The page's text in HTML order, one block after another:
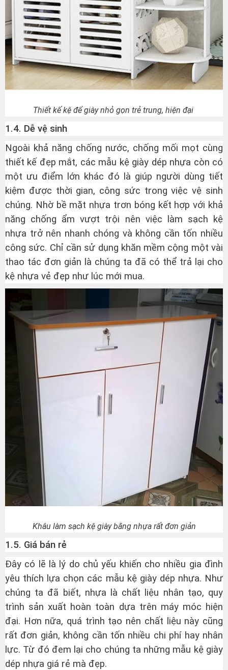
Thiết kế kệ để giày nhỏ gọn trẻ trung, hiện đại
1.4. Dễ vệ sinh
Ngoài khả năng chống nước, chống mối mọt cùng
thiết kế đẹp mắt, các mẫu kệ giày dép nhựa còn có
một ưu điểm lớn khác đó là giúp người dùng tiết
kiệm được thời gian, công sức trong việc vệ sinh
chúng. Nhờ bề mặt nhựa trơn bóng kết hợp với khả
năng chống ẩm vượt trội nên việc làm sạch kệ
nhựa trở nên nhanh chóng và không cần tốn nhiều
công sức. Chỉ cần sử dụng khăn mềm cộng một vài
thao tác đơn giản là chúng ta đã có thể trả lại cho
kệ nhựa vẻ đẹp như lúc mới mua.
Khâu làm sạch kệ giày bằng nhựa rất đơn giản
1.5. Giá bán rẻ
Đây có lẽ là lý do chủ yếu khiến cho nhiều gia đình
yêu thích lựa chọn các mẫu kệ giày dép nhựa. Như
chúng ta đã biết, nhựa là chất liệu nhân tạo, quy
trình sản xuất hoàn toàn dựa trên máy móc hiện
đại. Hơn nữa, quá trình tạo nên chất liệu này cũng
rất đơn giản, không cần tốn nhiều chi phí hay nhân
lực. Từ đó đem lại cho chúng ta những mẫu kệ giày
dép nhựa giá rẻ mà đẹp.